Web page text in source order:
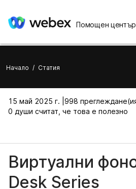
Помощен център
Начало / Статия
15 май 2025 г. | 998
0 души считат, че това е полезно
Виртуални
Desk Series